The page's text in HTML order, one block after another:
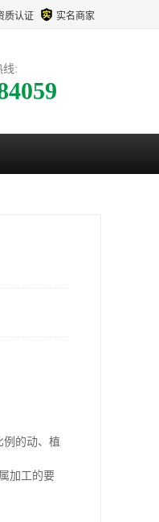
质认证 实名商家
线:
例的动、植
加工的要